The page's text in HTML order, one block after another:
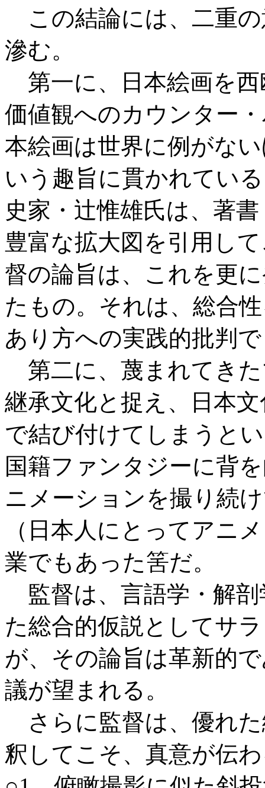
この結論には、二重
滲む。
第一に、日本絵画を西
価値観へのカウンター
本絵画は世界に例がな
いう趣旨に貫かれてい
史家・辻惟雄氏は、著
豊富な拡大図を引用し
督の論旨は、これを更
たもの。それは、総合
あり方への実践的批判
第二に、蔑まれてき
継承文化と捉え、日本
で結び付けてしまうと
国籍ファンタジーに背
ニメーションを撮り続
（日本人にとってアニ
業でもあった筈だ。
監督は、言語学・解剖
た総合的仮説としてサ
が、その論旨は革新的
議が望まれる。
さらに監督は、優れ
釈してこそ、真意が伝